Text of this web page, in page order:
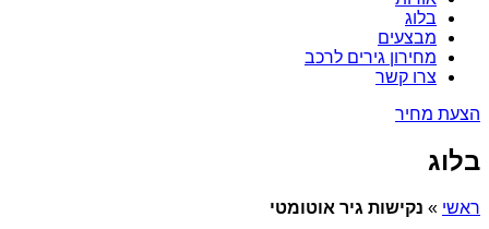
בלוג
מבצעים
מחירון גירים לרכב
צרו קשר
הצעת מחיר
בלוג
ראשי » נקישות גיר אוטומטי